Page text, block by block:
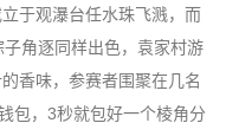
于观瀑台任水珠飞溅，而
角逐同样出色，袁家村游
香味，参赛者围聚在几名
包，3秒就包好一个棱角分